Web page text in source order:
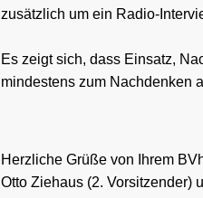
zusätzlich um ein Radio-
Es zeigt sich, dass Einsatz,
mindestens zum Nachdenken
Herzliche Grüße von Ihrem
Otto Ziehaus (2. Vorsitzender)